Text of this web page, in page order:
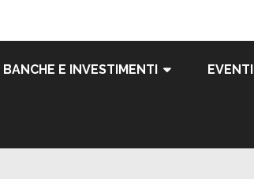
BANCHE E INVESTIMENTI EVENTI